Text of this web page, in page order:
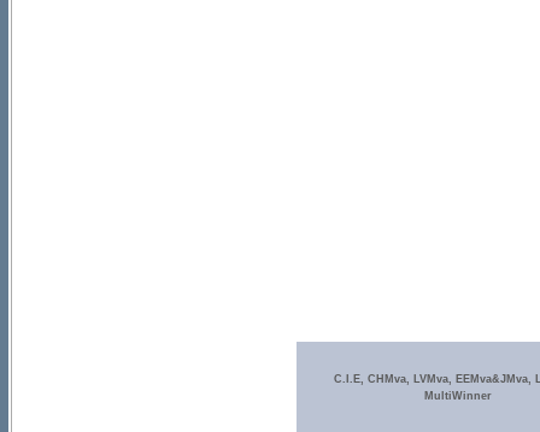
C.I.E, CHMva, LVMva, EEMva&JMva,
MultiWinner